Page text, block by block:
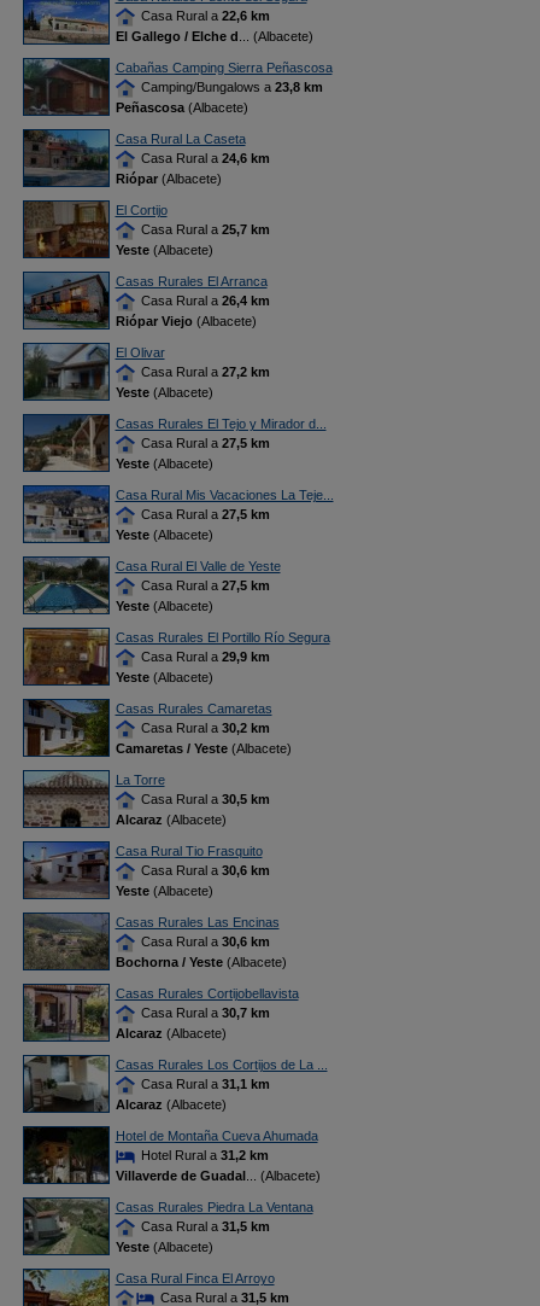
Casa Rural a 22,6 km
El Gallego / Elche d ... (Albacete)
Cabañas Camping Sierra Peñascosa
Camping/Bungalows a 23,8 km
Peñascosa(Albacete)
Casa Rural La Caseta
Casa Rural a 24,6 km
Riópar(Albacete)
El Cortijo
Casa Rural a 25,7 km
Yeste(Albacete)
Casas Rurales El Arranca
Casa Rural a 26,4 km
Riópar Viejo(Albacete)
El Olivar
Casa Rural a 27,2 km
Yeste(Albacete)
Casas Rurales El Tejo y Mirador d...
Casa Rural a 27,5 km
Yeste(Albacete)
Casa Rural Mis Vacaciones La Teje...
Casa Rural a 27,5 km
Yeste(Albacete)
Casa Rural El Valle de Yeste
Casa Rural a 27,5 km
Yeste(Albacete)
Casas Rurales El Portillo Río Segura
Casa Rural a 29,9 km
Yeste(Albacete)
Casas Rurales Camaretas
Casa Rural a 30,2 km
Camaretas / Yeste(Albacete)
La Torre
Casa Rural a 30,5 km
Alcaraz (Albacete)
Casa Rural Tio Frasquito
Casa Rural a 30,6 km
Yeste(Albacete)
Casas Rurales Las Encinas
Casa Rural a 30,6 km
Bochorna / Yeste(Albacete)
Casas Rurales Cortijobellavista
Casa Rural a 30,7 km
Alcaraz (Albacete)
Casas Rurales Los Cortijos de La ...
Casa Rural a 31,1 km
Alcaraz (Albacete)
Hotel de Montaña Cueva Ahumada
Hotel Rural a 31,2 km
Villaverde de Guadal... (Albacete)
Casas Rurales Piedra La Ventana
Casa Rural a 31,5 km
Yeste(Albacete)
Casa Rural Finca El Arroyo
Casa Rural a 31,5 km